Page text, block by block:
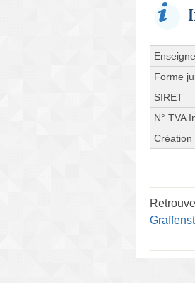
Enseigne
Forme
SIRET
N° TVA
Création